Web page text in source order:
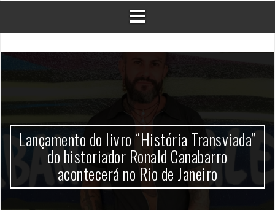
Lançamento do livro “História Transviada”
do historiador Ronald Canabarro
acontecerá no Rio de Janeiro